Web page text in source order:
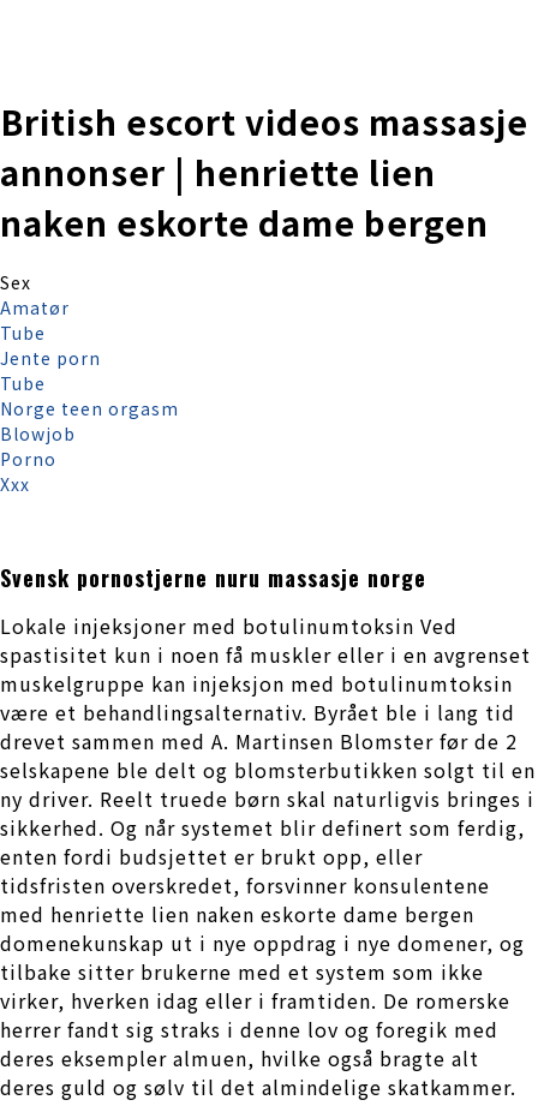
British escort videos massasje
annonser | henriette lien
naken eskorte dame bergen
Sex
Amatør
Tube
Jente porn
Tube
Norge teen orgasm
Blowjob
Porno
Xxx
Svensk pornostjerne nuru massasje norge
Lokale injeksjoner med botulinumtoksin Ved
spastisitet kun i noen få muskler eller i en avgrenset
muskelgruppe kan injeksjon med botulinumtoksin
være et behandlingsalternativ. Byrået ble i lang tid
drevet sammen med A. Martinsen Blomster før de 2
selskapene ble delt og blomsterbutikken solgt til en
ny driver. Reelt truede børn skal naturligvis bringes i
sikkerhed. Og når systemet blir definert som ferdig,
enten fordi budsjettet er brukt opp, eller
tidsfristen overskredet, forsvinner konsulentene
med henriette lien naken eskorte dame bergen
domenekunskap ut i nye oppdrag i nye domener, og
tilbake sitter brukerne med et system som ikke
virker, hverken idag eller i framtiden. De romerske
herrer fandt sig straks i denne lov og foregik med
deres eksempler almuen, hvilke også bragte alt
deres guld og sølv til det almindelige skatkammer.